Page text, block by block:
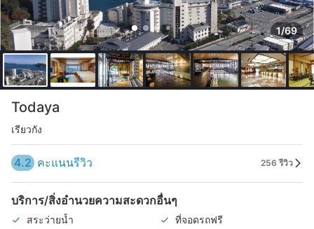
1/69
Todaya
เรียวกัง
4.2 คะแนนรีวิว 256 รีวิว
บริการ/สิ่งอำนวยความสะดวกอื่นๆ
สระว่ายน้ำ
ที่จอดรถฟรี